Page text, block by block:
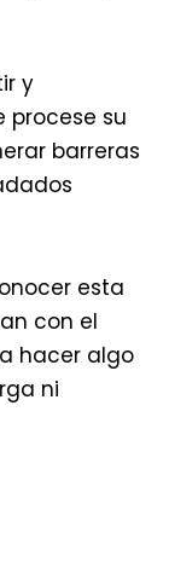
y
procese su
barreras
esta
con el
hacer algo
ni